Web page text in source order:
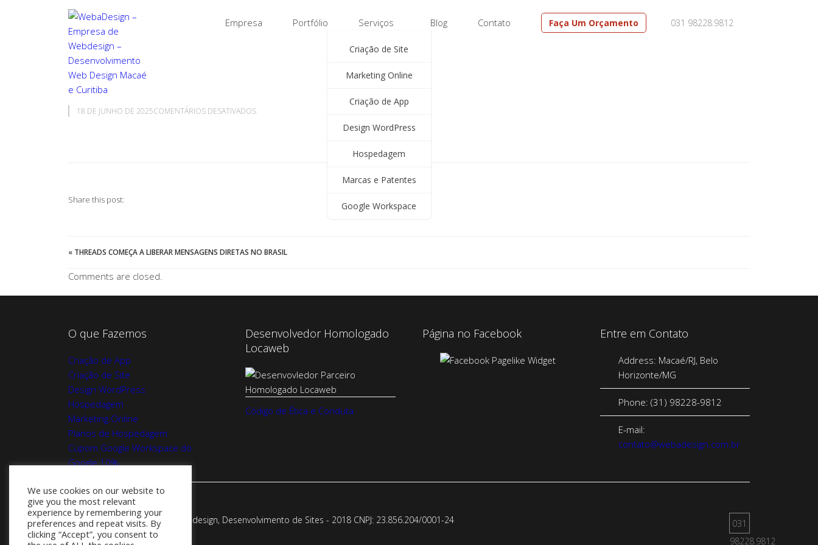
031 98228.9812
Empresa Portfólio Serviços
Criação de Site
Marketing Online
Criação de App
Design WordPress
Hospedagem
Marcas e Patentes
Google Workspace
Blog Contato Faça Um Orçamento
18 DE JUNHO DE 2025COMENTÁRIOS DESATIVADOSEM
Share this post:
« THREADS COMEÇA A LIBERAR MENSAGENS DIRETAS NO BRASIL
Comments are closed.
O que Fazemos
Criação de App
Criação de Site
Design WordPress
Hospedagem
Marketing Online
Planos de Hospedagem
Cupom Google Workspace do
Google 10%
Desenvolvedor Homologado
Locaweb
Código de Ética e Conduta
Página no Facebook Entre em Contato
Address: Macaé/RJ, Belo
Horizonte/MG
Phone: (31) 98228-9812
E-mail:
contato@webadesign.com.br
Webadesign - Empresa de Webdesign, Desenvolvimento de Sites - 2018 CNPJ: 23.856.204/0001-­24
031
98228.9812
We use cookies on our website to
give you the most relevant
experience by remembering your
preferences and repeat visits. By
clicking “Accept”, you consent to